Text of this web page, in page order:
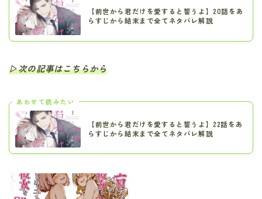
【前世から君だけを愛すると誓うよ】20話をあ
らすじから結末まで全てネタバレ解説
▷次の記事はこちらから
あわせて読みたい
【前世から君だけを愛すると誓うよ】22話をあ
らすじから結末まで全てネタバレ解説